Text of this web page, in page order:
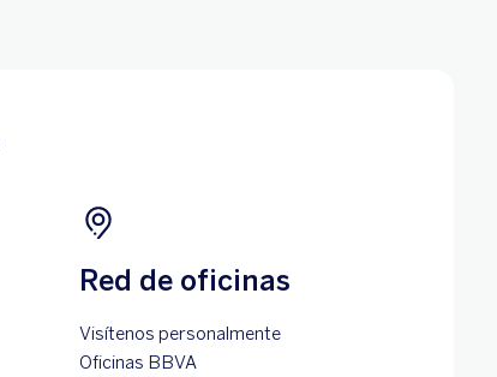
Red de oficinas
Visítenos personalmente
Oficinas BBVA